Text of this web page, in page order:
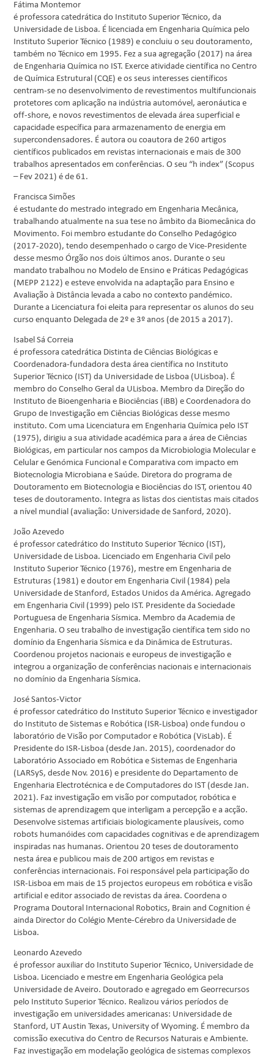
Fátima Montemor
é professora catedrática do Instituto Superior Técnico, da
Universidade de Lisboa. É licenciada em Engenharia Química pelo
Instituto Superior Técnico (1989) e concluiu o seu doutoramento,
também no Técnico em 1995. Fez a sua agregação (2017) na área
de Engenharia Química no IST. Exerce atividade científica no Centro
de Química Estrutural (CQE) e os seus interesses científicos
centram-se no desenvolvimento de revestimentos multifuncionais
protetores com aplicação na indústria automóvel, aeronáutica e
off-shore, e novos revestimentos de elevada área superficial e
capacidade específica para armazenamento de energia em
supercondensadores. É autora ou coautora de 260 artigos
científicos publicados em revistas internacionais e mais de 300
trabalhos apresentados em conferências. O seu “h index” (Scopus
– Fev 2021) é de 61.
Francisca Simões
é estudante do mestrado integrado em Engenharia Mecânica,
trabalhando atualmente na sua tese no âmbito da Biomecânica do
Movimento. Foi membro estudante do Conselho Pedagógico
(2017-2020), tendo desempenhado o cargo de Vice-Presidente
desse mesmo Órgão nos dois últimos anos. Durante o seu
mandato trabalhou no Modelo de Ensino e Práticas Pedagógicas
(MEPP 2122) e esteve envolvida na adaptação para Ensino e
Avaliação à Distância levada a cabo no contexto pandémico.
Durante a Licenciatura foi eleita para representar os alunos do seu
curso enquanto Delegada de 2º e 3º anos (de 2015 a 2017).
Isabel Sá Correia
é professora catedrática Distinta de Ciências Biológicas e
Coordenadora-fundadora desta área científica no Instituto
Superior Técnico (IST) da Universidade de Lisboa (ULisboa). É
membro do Conselho Geral da ULisboa. Membro da Direção do
Instituto de Bioengenharia e Biociências (iBB) e Coordenadora do
Grupo de Investigação em Ciências Biológicas desse mesmo
instituto. Com uma Licenciatura em Engenharia Química pelo IST
(1975), dirigiu a sua atividade académica para a área de Ciências
Biológicas, em particular nos campos da Microbiologia Molecular e
Celular e Genómica Funcional e Comparativa com impacto em
Biotecnologia Microbiana e Saúde. Diretora do programa de
Doutoramento em Biotecnologia e Biociências do IST, orientou 40
teses de doutoramento. Integra as listas dos cientistas mais citados
a nível mundial (avaliação: Universidade de Sanford, 2020).
João Azevedo
é professor catedrático do Instituto Superior Técnico (IST),
Universidade de Lisboa. Licenciado em Engenharia Civil pelo
Instituto Superior Técnico (1976), mestre em Engenharia de
Estruturas (1981) e doutor em Engenharia Civil (1984) pela
Universidade de Stanford, Estados Unidos da América. Agregado
em Engenharia Civil (1999) pelo IST. Presidente da Sociedade
Portuguesa de Engenharia Sísmica. Membro da Academia de
Engenharia. O seu trabalho de investigação científica tem sido no
domínio da Engenharia Sísmica e da Dinâmica de Estruturas.
Coordenou projetos nacionais e europeus de investigação e
integrou a organização de conferências nacionais e internacionais
no domínio da Engenharia Sísmica.
José Santos-Victor
é professor catedrático do Instituto Superior Técnico e investigador
do Instituto de Sistemas e Robótica (ISR-Lisboa) onde fundou o
laboratório de Visão por Computador e Robótica (VisLab). É
Presidente do ISR-Lisboa (desde Jan. 2015), coordenador do
Laboratório Associado em Robótica e Sistemas de Engenharia
(LARSyS, desde Nov. 2016) e presidente do Departamento de
Engenharia Electrotécnica e de Computadores do IST (desde Jan.
2021). Faz investigação em visão por computador, robótica e
sistemas de aprendizagem que interligam a percepção e a acção.
Desenvolve sistemas artificiais biologicamente plausíveis, como
robots humanóides com capacidades cognitivas e de aprendizagem
inspiradas nas humanas. Orientou 20 teses de doutoramento
nesta área e publicou mais de 200 artigos em revistas e
conferências internacionais. Foi responsável pela participação do
ISR-Lisboa em mais de 15 projectos europeus em robótica e visão
artificial e editor associado de revistas da área. Coordena o
Programa Doutoral Internacional Robotics, Brain and Cognition é
ainda Director do Colégio Mente-Cérebro da Universidade de
Lisboa.
Leonardo Azevedo
é professor auxiliar do Instituto Superior Técnico, Universidade de
Lisboa. Licenciado e mestre em Engenharia Geológica pela
Universidade de Aveiro. Doutorado e agregado em Georrecursos
pelo Instituto Superior Técnico. Realizou vários períodos de
investigação em universidades americanas: Universidade de
Stanford, UT Austin Texas, University of Wyoming. É membro da
comissão executiva do Centro de Recursos Naturais e Ambiente.
Faz investigação em modelação geológica de sistemas complexos